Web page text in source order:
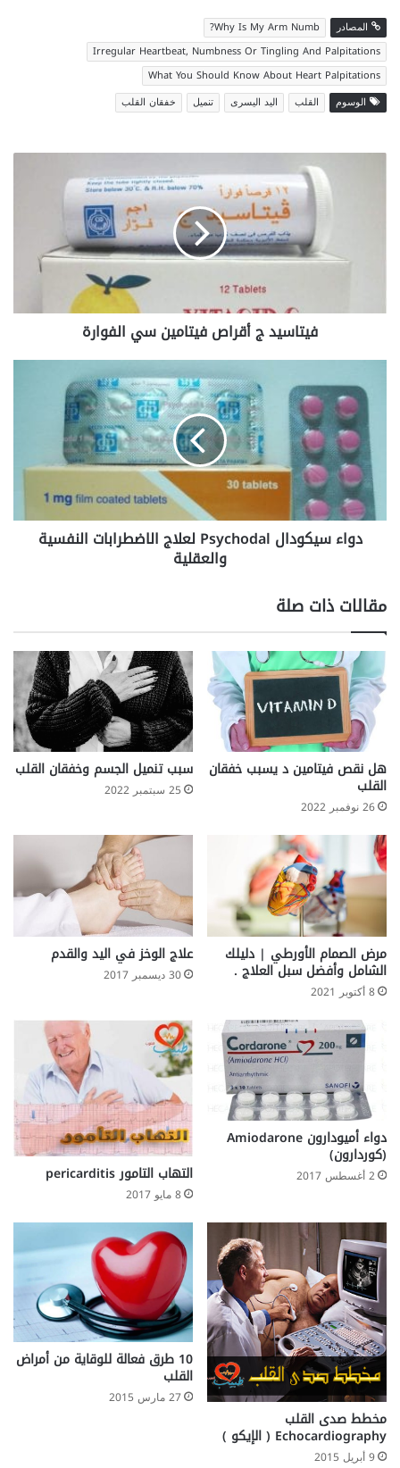
المصادر
Why Is My Arm Numb?
Irregular Heartbeat, Numbness Or Tingling And Palpitations
What You Should Know About Heart Palpitations
الوسوم
القلب اليد اليسرى تنميل خفقان القلب
فيتاسيد
فيتاسيد ج أقراص فيتامين سي الفوارة
سيكودال
Psychodal
لعلاج
الاضطرابات
النفسية
والعقلية
دواء سيكودال Psychodal لعلاج الاضطرابات النفسية
والعقلية
مقالات ذات صلة
هل نقص فيتامين د يسبب خفقان
القلب
26 نوفمبر 2022
سبب تنميل الجسم وخفقان القلب
25 سبتمبر 2022
مرض الصمام الأورطي | دليلك
الشامل وأفضل سبل العلاج .
8 أكتوبر 2021
علاج الوخز في اليد والقدم
30 ديسمبر 2017
دواء أميودارون Amiodarone
(كوردارون)
2 أغسطس 2017 التهاب التامور pericarditis
8 مايو 2017
مخطط صدى القلب
Echocardiography ( الإيكو )
9 أبريل 2015
10 طرق فعالة للوقاية من أمراض
القلب
27 مارس 2015